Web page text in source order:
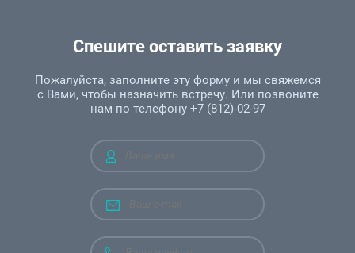
Спешите оставить заявку
Пожалуйста, заполните эту форму и мы свяжемся
с Вами, чтобы назначить встречу. Или позвоните
нам по телефону +7 (812)-02-97